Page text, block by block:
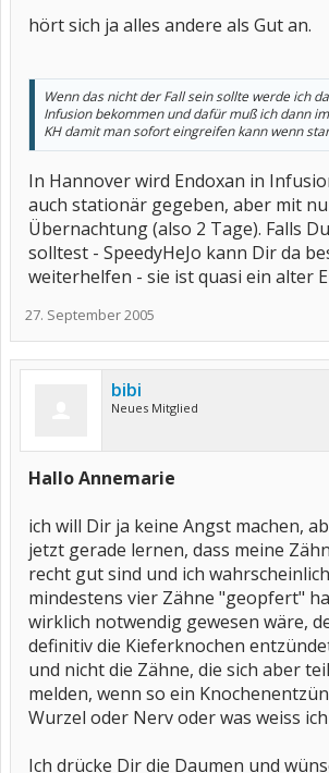
hört sich ja alles andere als Gut an.
Wenn das nicht der Fall sein sollte werde ich
Infusion bekommen und dafür muß ich dann
KH damit man sofort eingreifen kann wenn
In Hannover wird Endoxan in
auch stationär gegeben, aber mit
Übernachtung (also 2 Tage). Falls
solltest - SpeedyHeJo kann Dir da
weiterhelfen - sie ist quasi ein alter
27. September 2005
bibi
Neues Mitglied
Hallo Annemarie
ich will Dir ja keine Angst machen,
jetzt gerade lernen, dass meine
recht gut sind und ich
mindestens vier Zähne "geopfert"
wirklich notwendig gewesen wäre,
definitiv die Kieferknochen
und nicht die Zähne, die sich aber
melden, wenn so ein
Wurzel oder Nerv oder was weiss
Ich drücke Dir die Daumen und